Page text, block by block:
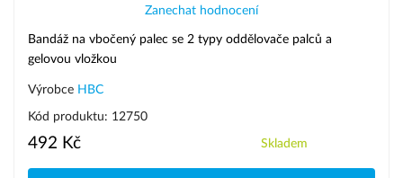
Zanechat hodnocení
Bandáž na vbočený palec se 2 typy oddělovače palců a
gelovou vložkou
Výrobce HBC
Kód produktu: 12750
492 Kč Skladem